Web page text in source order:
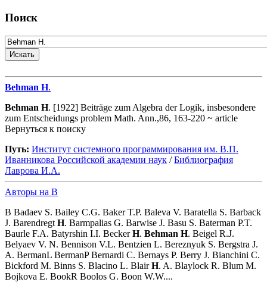
Поиск
Behman H.
Behman H. [1922] Beiträge zum Algebra der Logik, insbesondere
zum Entscheidungs problem Math. Ann.,86, 163-220 ~ article
Вернуться к поиску
Путь: Институт системного программирования им. В.П.
Иванникова Роcсийской академии наук /Библиография
Лаврова И.А.
Авторы на B
B Badaev S. Bailey C.G. Baker T.P. Baleva V. Baratella S. Barback
J. Barendregt H. Barmpalias G. Barwise J. Basu S. Baterman P.T.
Baurle F.A. Batyrshin I.I. BeckerH. Behman H. Beigel R.J.
Belyaev V. N. Bennison V.L. Bentzien L. Bereznyuk S. Bergstra J.
A. BermanL BermanP Bernardi C. Bernays P. Berry J. Bianchini C.
Bickford M. Binns S. Blacino L. BlairH. A. Blaylock R. Blum M.
Bojkova E. BookR Boolos G. Boon W.W....